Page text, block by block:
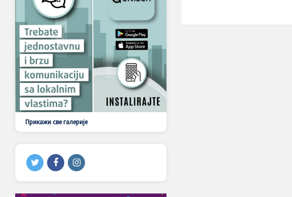
Прикажи све галерије